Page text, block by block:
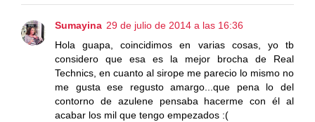
Sumayina 29 de julio de 2014 a las 16:36
Hola guapa, coincidimos en varias cosas, yo tb
considero que esa es la mejor brocha de Real
Technics, en cuanto al sirope me parecio lo mismo no
me gusta ese regusto amargo...que pena lo del
contorno de azulene pensaba hacerme con él al
acabar los mil que tengo empezados :(